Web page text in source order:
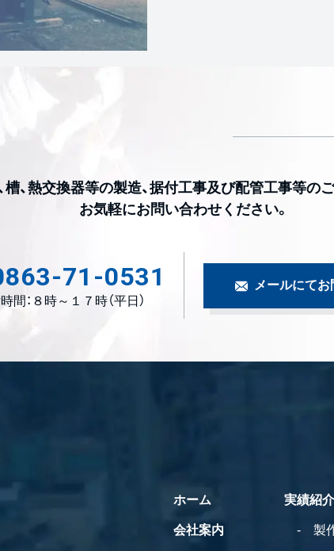
槽、熱交換器等の製造、据付工事及び配管工事等のご
お気軽にお問い合わせください。
71-0531
間：８時～１７時（平日）
メールにて
ホーム
会社案内
実績紹介
製